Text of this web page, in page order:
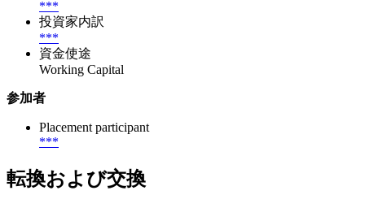
***
投資家内訳
***
資金使途
Working Capital
参加者
Placement participant
***
転換および交換